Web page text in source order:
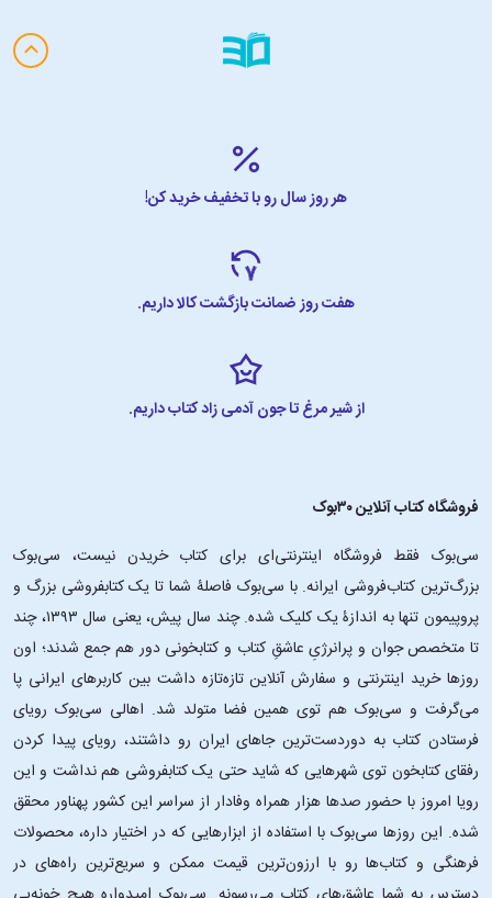
هر روز سال رو با تخفیف خرید کن!
هفت روز ضمانت بازگشت کالا داریم.
از شیر مرغ تا جون آدمی زاد کتاب داریم.
فروشگاه کتاب آنلاین ۳۰بوک
سی‌بوک فقط فروشگاه اینترنتی‌ای برای کتاب خریدن نیست، سی‌بوک
بزرگ‌ترین کتاب‌فروشی ایرانه. با سی‌بوک فاصلۀ شما تا یک کتابفروشی بزرگ و
پروپیمون تنها به اندازۀ یک کلیک شده. چند سال پیش، یعنی سال ۱۳۹۳، چند
تا متخصص جوان و پرانرژیِ عاشقِ کتاب و کتابخونی دور هم جمع شدند؛ اون‌
روزها خرید اینترنتی و سفارش آنلاین تازه‌تازه داشت بین کاربرهای ایرانی پا
می‌گرفت و سی‌بوک هم توی همین فضا متولد شد. اهالی سی‌بوک رویای
فرستادن کتاب به دوردست‌ترین جاهای ایران رو داشتند، رویای پیدا کردن
رفقای کتابخون توی شهرهایی که شاید حتی یک کتابفروشی هم نداشت و این
رویا امروز با حضور صدها هزار همراه وفادار از سراسر این کشور پهناور محقق
شده. این ‌روزها سی‌بوک با استفاده از ابزارهایی که در اختیار داره، محصولات
فرهنگی و کتاب‌ها رو با ارزون‌ترین قیمت ممکن و سریع‌ترین راه‌های در